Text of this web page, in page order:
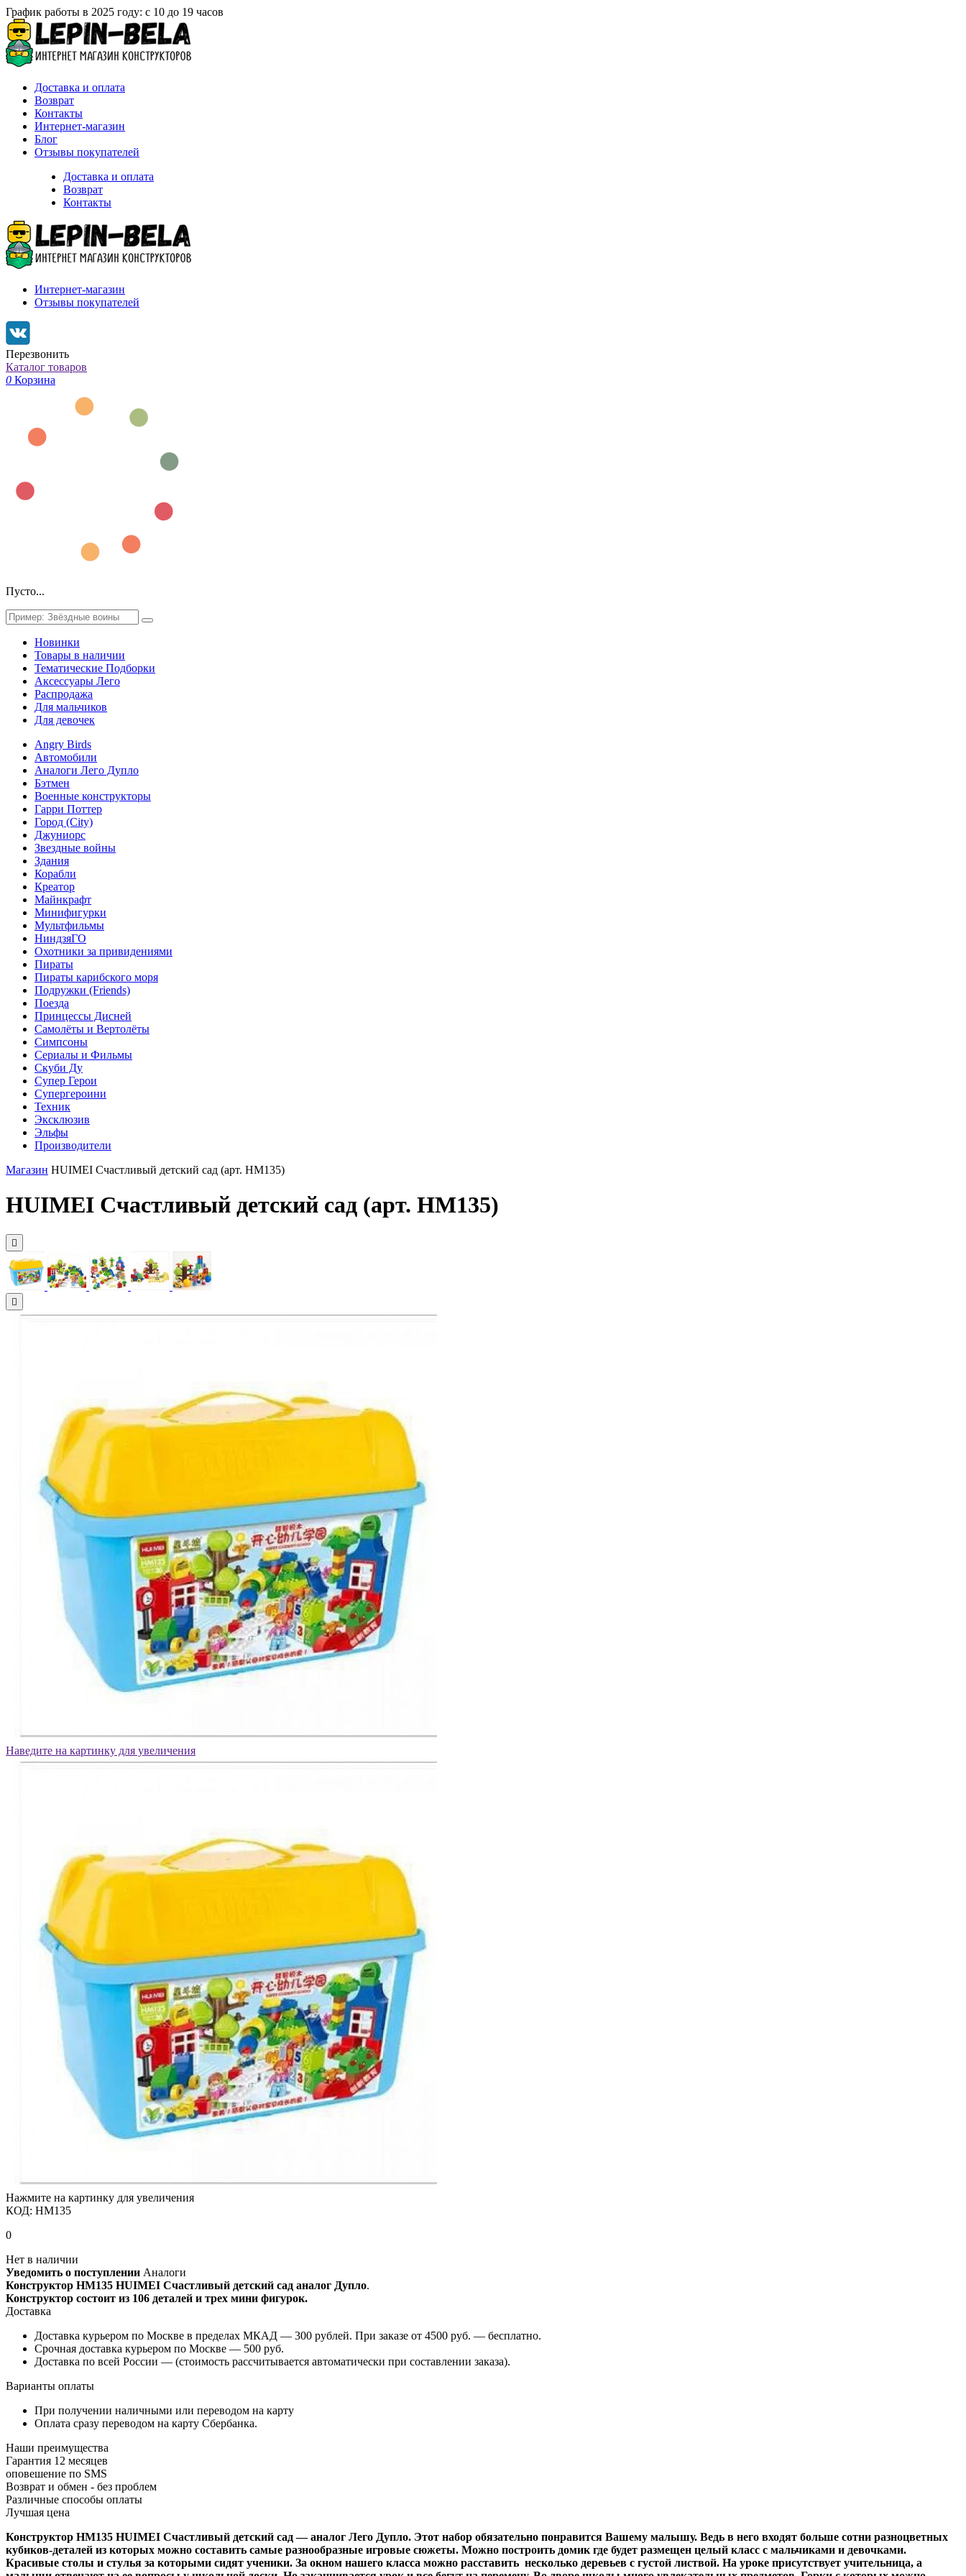
График работы в 2025 году: с 10 до 19 часов
Доставка и оплата
Возврат
Контакты
Интернет-магазин
Блог
Отзывы покупателей
Доставка и оплата
Возврат
Контакты
Интернет-магазин
Отзывы покупателей
Перезвонить
Каталог товаров
0 Корзина
Пусто...
Новинки
Товары в наличии
Тематические Подборки
Аксессуары Лего
Распродажа
Для мальчиков
Для девочек
Angry Birds
Автомобили
Аналоги Лего Дупло
Бэтмен
Военные конструкторы
Гарри Поттер
Город (City)
Джуниорс
Звездные войны
Здания
Корабли
Креатор
Майнкрафт
Минифигурки
Мультфильмы
НиндзяГО
Охотники за привидениями
Пираты
Пираты карибского моря
Подружки (Friends)
Поезда
Принцессы Дисней
Самолёты и Вертолёты
Симпсоны
Сериалы и Фильмы
Скуби Ду
Супер Герои
Супергероини
Техник
Эксклюзив
Эльфы
Производители
Магазин HUIMEI Счастливый детский сад (арт. HM135)
HUIMEI Счастливый детский сад (арт. HM135)
Наведите на картинку для увеличения
Нажмите на картинку для увеличения
КОД: HM135
0
Нет в наличии
Уведомить о поступлении Аналоги
Конструктор HM135 HUIMEI Счастливый детский сад аналог Дупло.
Конструктор состоит из 106 деталей и трех мини фигурок.
Доставка
Доставка курьером по Москве в пределах МКАД — 300 рублей. При заказе от 4500 руб. — бесплатно.
Срочная доставка курьером по Москве — 500 руб.
Доставка по всей России — (стоимость рассчитывается автоматически при составлении заказа).
Варианты оплаты
При получении наличными или переводом на карту
Оплата сразу переводом на карту Сбербанка.
Наши преимущества
Гарантия 12 месяцев
оповешение по SMS
Возврат и обмен - без проблем
Различные способы оплаты
Лучшая цена
Конструктор HM135 HUIMEI Счастливый детский сад — аналог Лего Дупло. Этот набор обязательно понравится Вашему малышу. Ведь в него входят больше сотни разноцветных
кубиков-деталей из которых можно составить самые разнообразные игровые сюжеты. Можно построить домик где будет размещен целый класс с мальчиками и девочками.
Красивые столы и стулья за которыми сидят ученики. За окном нашего класса можно расставить несколько деревьев с густой листвой. На уроке присутствует учительница, а